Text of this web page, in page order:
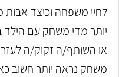
לחיי משפחה וכיצד
יותר מדי משחק עם
או השותף/ה זקוק/ה
משחק נראה יותר חשוב